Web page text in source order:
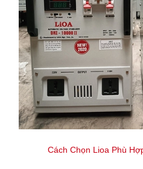
Cách Chọn Lioa Phù